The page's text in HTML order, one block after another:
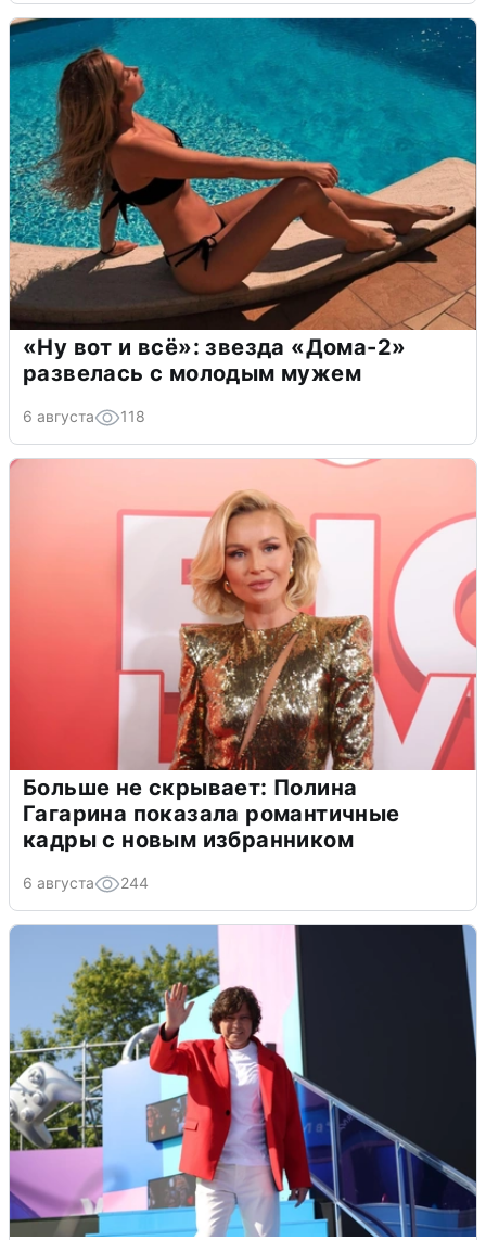
«Ну вот и всё»: звезда «Дома-2»
развелась с молодым мужем
6 августа 118
Больше не скрывает: Полина
Гагарина показала романтичные
кадры с новым избранником
6 августа 244